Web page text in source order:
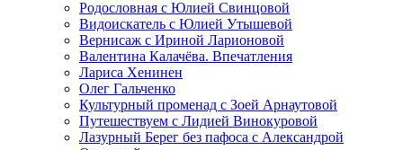
Родословная с Юлией Свинцовой
Видоискатель с Юлией Утышевой
Вернисаж с Ириной Ларионовой
Валентина Калачёва. Впечатления
Лариса Хенинен
Олег Гальченко
Культурный променад с Зоей Арнаутовой
Путешествуем с Лидией Винокуровой
Лазурный Берег без пафоса с Александрой